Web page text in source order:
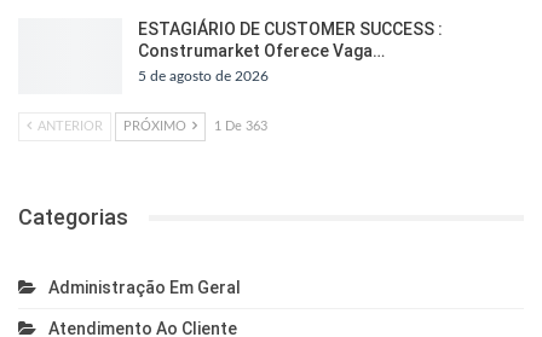
ESTAGIÁRIO DE CUSTOMER SUCCESS :
Construmarket Oferece Vaga…
5 de agosto de 2026
ANTERIOR PRÓXIMO 1 De 363
Categorias
Administração Em Geral
Atendimento Ao Cliente